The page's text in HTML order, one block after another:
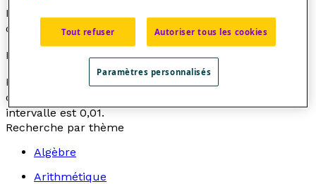
La longueur de cet intervalle s'appelle l'
ordre de grandeur de cet encadrement.
Exemple
L’intervalle [3,14; 3,15] est un encadrement, au
centième près, du nombre réel π et l’amplitude de cet
intervalle est 0,01.
Recherche par thème
Algèbre
Arithmétique
Tout refuser Autoriser tous les cookies
Paramètres personnalisés